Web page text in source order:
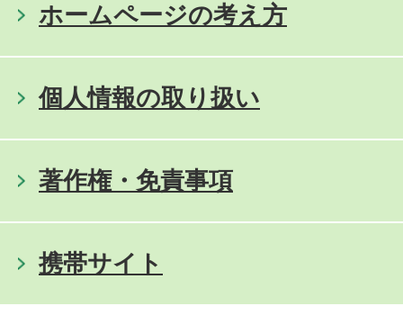
ホームページの考え方
個人情報の取り扱い
著作権・免責事項
携帯サイト